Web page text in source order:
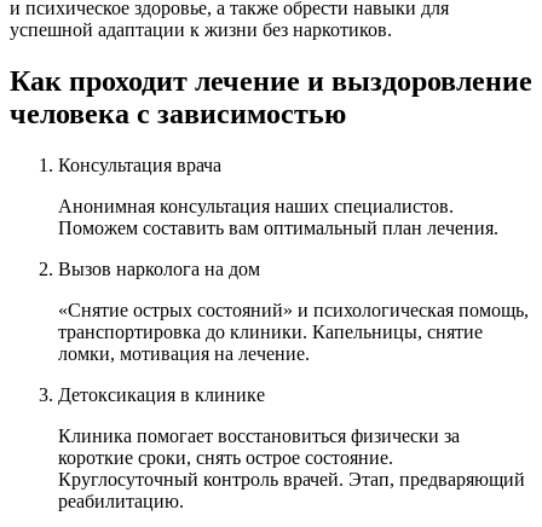
и психическое здоровье, а также обрести навыки для
успешной адаптации к жизни без наркотиков.
Как проходит лечение и выздоровление
человека с зависимостью
Консультация врача
Анонимная консультация наших специалистов.
Поможем составить вам оптимальный план лечения.
Вызов нарколога на дом
«Снятие острых состояний» и психологическая помощь,
транспортировка до клиники. Капельницы, снятие
ломки, мотивация на лечение.
Детоксикация в клинике
Клиника помогает восстановиться физически за
короткие сроки, снять острое состояние.
Круглосуточный контроль врачей. Этап, предваряющий
реабилитацию.